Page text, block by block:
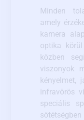
Minden
amely
kamera
optika
közben
viszonyok
kényelmet,
infravörös
speciális